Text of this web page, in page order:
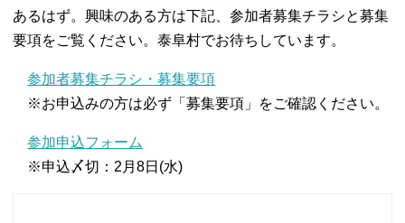
あるはず。興味のある方は下記、参加者募集チラシと募集
要項をご覧ください。泰阜村でお待ちしています。
参加者募集チラシ・募集要項
※お申込みの方は必ず「募集要項」をご確認ください。
参加申込フォーム
※申込〆切：2月8日(水)